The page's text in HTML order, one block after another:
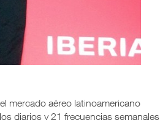
mercado aéreo latinoamericano
diarios y 21 frecuencias semanales